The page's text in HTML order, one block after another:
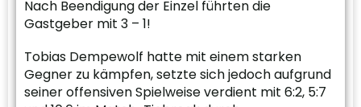
Nach Beendigung der Einzel führten die
Gastgeber mit 3 – 1!
Tobias Dempewolf hatte mit einem starken
Gegner zu kämpfen, setzte sich jedoch aufgrund
seiner offensiven Spielweise verdient mit 6:2, 5:7